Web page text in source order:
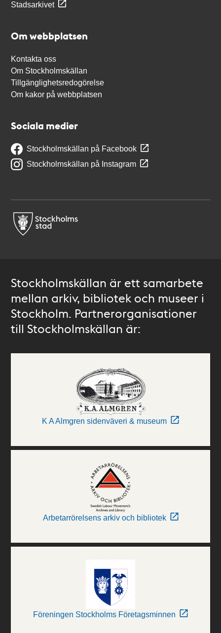
Stadsarkivet
Om webbplatsen
Kontakta oss
Om Stockholmskällan
Tillgänglighetsredogörelse
Om kakor på webbplatsen
Sociala medier
Stockholmskällan på Facebook
Stockholmskällan på Instagram
Stockholmskällan är ett samarbete
mellan arkiv, bibliotek och museer i
Stockholm. Partnerorganisationer
till Stockholmskällan är:
K A Almgren sidenväveri & museum
Arbetarrörelsens arkiv och bibliotek
Föreningen Stockholms Företagsminnen